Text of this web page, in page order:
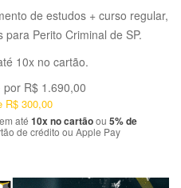
de estudos + curso regular,
Perito Criminal de SP.
10x no cartão.
por R$ 1.690,00
R$ 300,00
até 10x no cartãoou 5% de
de crédito ou Apple Pay